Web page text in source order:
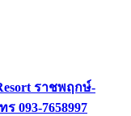
ราชพฤกษ์-
093-7658997